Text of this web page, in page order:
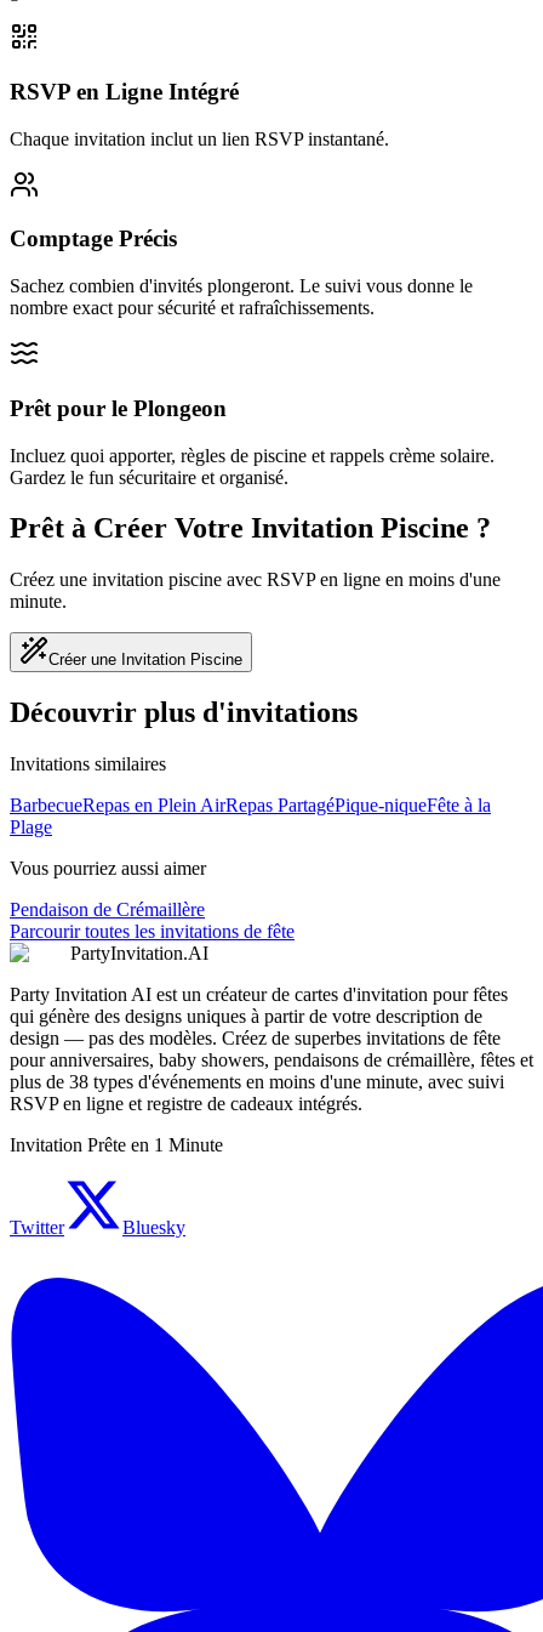
RSVP en Ligne Intégré
Chaque invitation inclut un lien RSVP instantané.
Comptage Précis
Sachez combien d'invités plongeront. Le suivi vous donne le
nombre exact pour sécurité et rafraîchissements.
Prêt pour le Plongeon
Incluez quoi apporter, règles de piscine et rappels crème solaire.
Gardez le fun sécuritaire et organisé.
Prêt à Créer Votre Invitation Piscine ?
Créez une invitation piscine avec RSVP en ligne en moins d'une
minute.
Créer une Invitation Piscine
Découvrir plus d'invitations
Invitations similaires
BarbecueRepas en Plein AirRepas PartagéPique-niqueFête à la
Plage
Vous pourriez aussi aimer
Pendaison de Crémaillère
Parcourir toutes les invitations de fête
PartyInvitation.AI
Party Invitation AI est un créateur de cartes d'invitation pour fêtes
qui génère des designs uniques à partir de votre description de
design — pas des modèles. Créez de superbes invitations de fête
pour anniversaires, baby showers, pendaisons de crémaillère, fêtes et
plus de 38 types d'événements en moins d'une minute, avec suivi
RSVP en ligne et registre de cadeaux intégrés.
Invitation Prête en 1 Minute
Twitter Bluesky